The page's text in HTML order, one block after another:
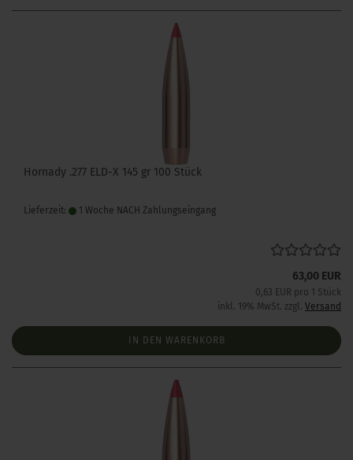
Hornady .277 ELD-X 145 gr 100 Stück
Lieferzeit: 1 Woche NACH Zahlungseingang
63,00 EUR
0,63 EUR pro 1 Stück
inkl. 19% MwSt. zzgl. Versand
IN DEN WARENKORB